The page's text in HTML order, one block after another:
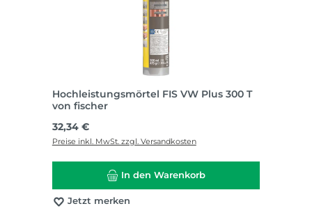
Hochleistungsmörtel FIS VW Plus 300 T
von fischer
Regulärer Preis:
32,34 €
Preise inkl. MwSt. zzgl. Versandkosten
In den Warenkorb
Jetzt merken